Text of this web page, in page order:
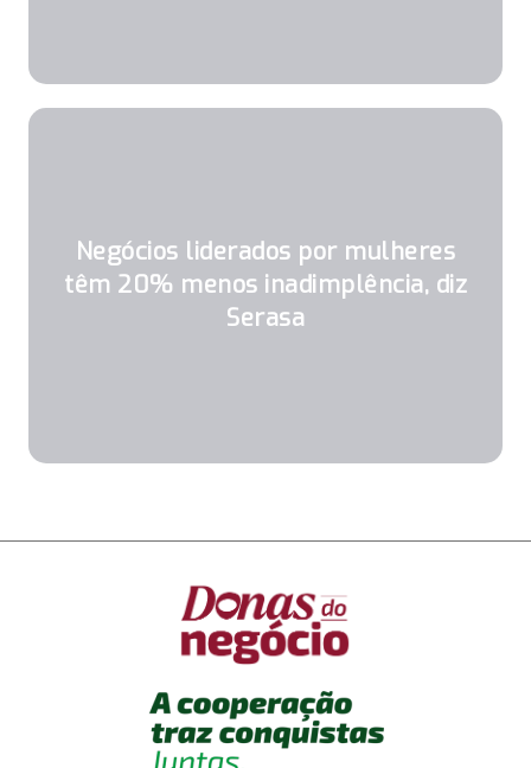
Negócios liderados por mulheres
têm 20% menos inadimplência, diz
Serasa